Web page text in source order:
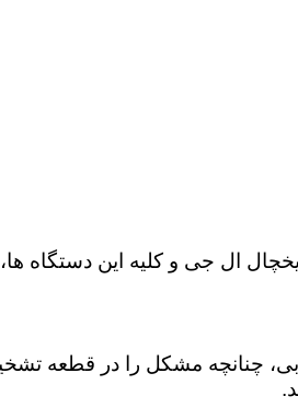
ال جی و کلیه این دستگاه
چنانچه مشکل را در قطعه